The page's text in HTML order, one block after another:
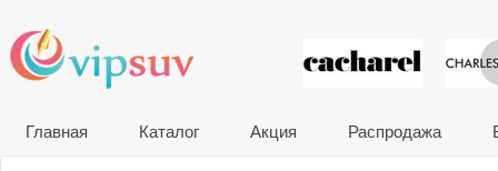
VIP
Главная Каталог Акция Распродажа